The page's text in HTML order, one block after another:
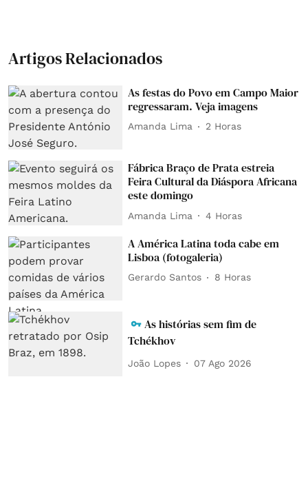
Artigos Relacionados
As festas do Povo em Campo Maior
regressaram. Veja imagens
Amanda Lima 2 Horas
Fábrica Braço de Prata estreia
Feira Cultural da Diáspora Africana
este domingo
Amanda Lima 4 Horas
A América Latina toda cabe em
Lisboa (fotogaleria)
Gerardo Santos 8 Horas
As histórias sem fim de
Tchékhov
João Lopes 07 Ago 2026